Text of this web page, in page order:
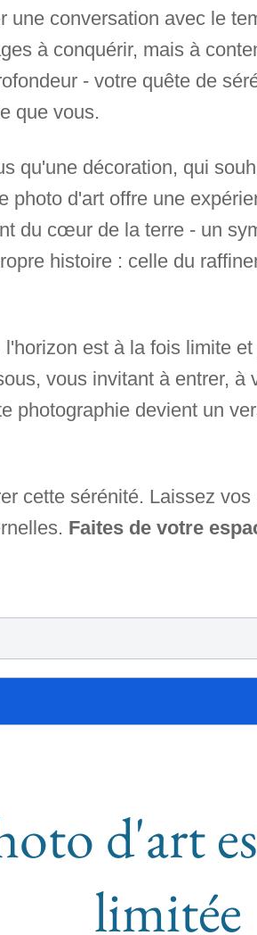
une conversation avec le
à conquérir, mais à
- votre quête de
que vous.
qu'une décoration, qui
photo d'art offre une
du cœur de la terre - un
histoire : celle du
est à la fois limite
vous invitant à entrer, à
photographie devient un
cette sérénité. Laissez
Faites de votre
d'art
limitée